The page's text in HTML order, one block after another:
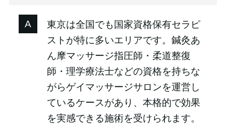
東京は全国でも国家資格保有セラピ
ストが特に多いエリアです。鍼灸あ
ん摩マッサージ指圧師・柔道整復
師・理学療法士などの資格を持ちな
がらゲイマッサージサロンを運営し
ているケースがあり、本格的で効果
を実感できる施術を受けられます。